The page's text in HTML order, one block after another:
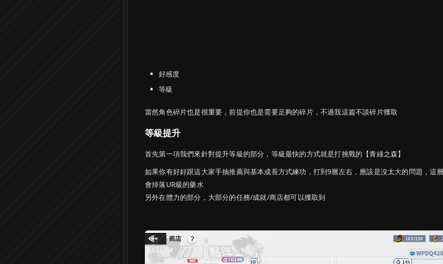
好感度
等級
當然角色碎片也是很重要，前提你也是需要足夠的碎片，不過我這篇不談碎片獲取
等級提升
首先第一項我們來針對提升等級的部分，等級最快的方式就是打挑戰的【青綠之森】
如果你有好好跟這大家手抽推薦與基本成長方式練功，打到9層左右，應該是沒太大的問題，這
會掉落UR級的藥水
另外在體力的部分，大部分的任務/成就/商店都可以獲取到